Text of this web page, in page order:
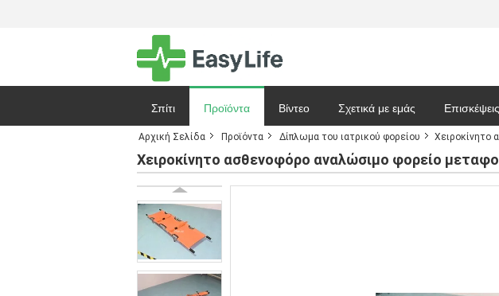
Σπίτι Προϊόντα Βίντεο Σχετικά με εμάς
Ζητήστε ένα απόσπασμα Ειδήσεις
Αρχική Σελίδα Προϊόντα Δίπλωμα του ιατρικού φορείου Χειροκίνητο
Χειροκίνητο ασθενοφόρο αναλώσιμο φορείο